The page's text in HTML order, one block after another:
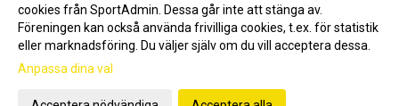
Julfesten! 2013-12-04 22:49
Gå till Webbversion
cookies från SportAdmin. Dessa går inte att stänga av.
Föreningen kan också använda frivilliga cookies, t.ex. för statistik
eller marknadsföring. Du väljer själv om du vill acceptera dessa.
Anpassa dina val